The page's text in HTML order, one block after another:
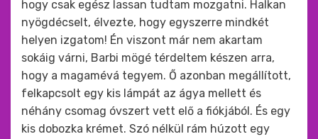
hogy csak egész lassan tudtam mozgatni. Halkan
nyögdécselt, élvezte, hogy egyszerre mindkét
helyen izgatom! Én viszont már nem akartam
sokáig várni, Barbi mögé térdeltem készen arra,
hogy a magamévá tegyem. Ő azonban megállított,
felkapcsolt egy kis lámpát az ágya mellett és
néhány csomag óvszert vett elő a fiókjából. És egy
kis dobozka krémet. Szó nélkül rám húzott egy